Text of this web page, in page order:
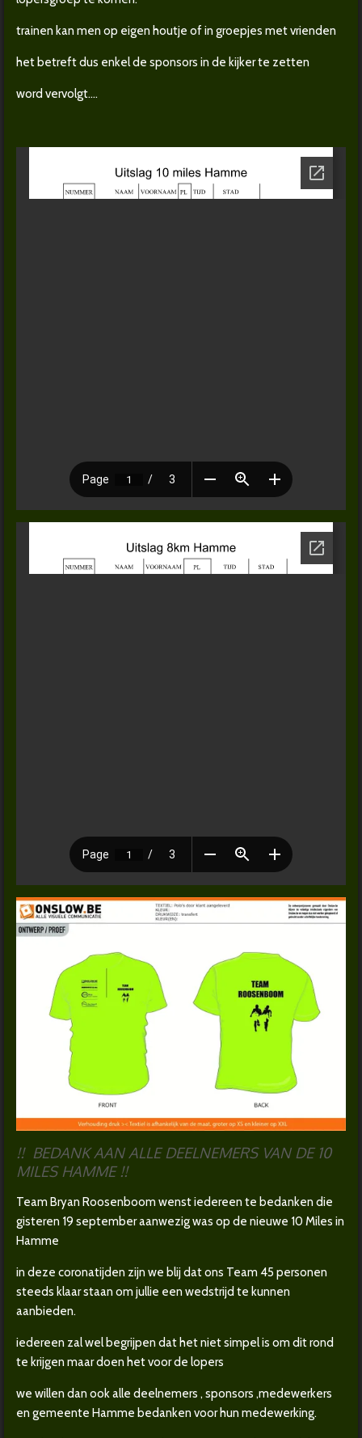
trainen kan men op eigen houtje of in groepjes met vrienden
het betreft dus enkel de sponsors in de kijker te zetten
word vervolgt....
!! BEDANK AAN ALLE DEELNEMERS VAN DE 10
MILES HAMME !!
Team Bryan Roosenboom wenst iedereen te bedanken die
gisteren 19 september aanwezig was op de nieuwe 10 Miles in
Hamme
in deze coronatijden zijn we blij dat ons Team 45 personen
steeds klaar staan om jullie een wedstrijd te kunnen
aanbieden.
iedereen zal wel begrijpen dat het niet simpel is om dit rond
te krijgen maar doen het voor de lopers
we willen dan ook alle deelnemers , sponsors ,medewerkers
en gemeente Hamme bedanken voor hun medewerking.